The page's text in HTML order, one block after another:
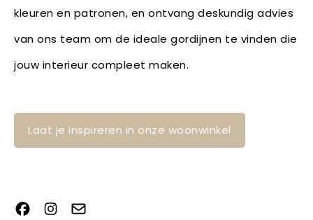
kleuren en patronen, en ontvang deskundig advies
van ons team om de ideale gordijnen te vinden die
jouw interieur compleet maken.
Laat je inspireren in onze woonwinkel